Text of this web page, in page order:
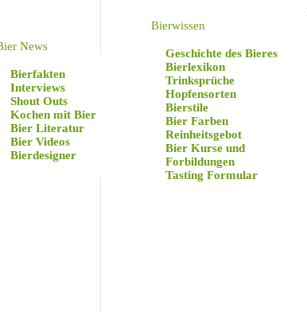
News
Bierfakten
Interviews
Shout Outs
Kochen mit Bier
Bier Literatur
Bier Videos
Bierdesigner
Bierwissen
Geschichte des Bieres
Bierlexikon
Trinksprüche
Hopfensorten
Bierstile
Bier Farben
Reinheitsgebot
Bier Kurse und
Forbildungen
Tasting Formular
Wir haben uns auf
Ehingen liegt im
dort die größte
etwa 1467. Die